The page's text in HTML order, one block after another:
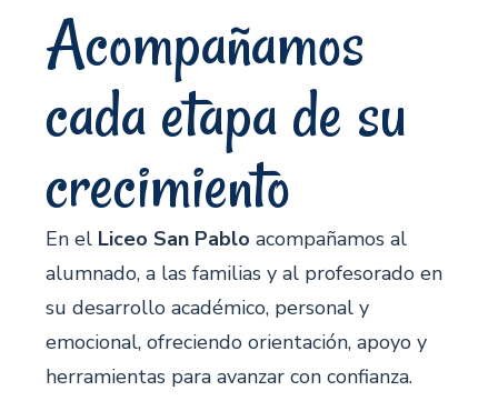
Acompañamos
cada etapa de su
crecimiento
En el Liceo San Pablo acompañamos al
alumnado, a las familias y al profesorado en
su desarrollo académico, personal y
emocional, ofreciendo orientación, apoyo y
herramientas para avanzar con confianza.